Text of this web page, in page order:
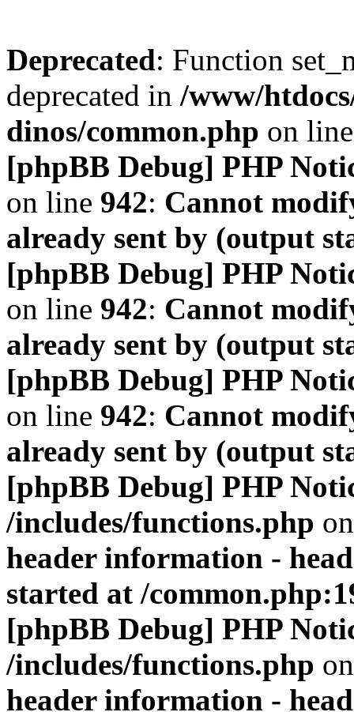
Deprecated: Function
deprecated in /www/
dinos/common.php on
[phpBB Debug] PHP
on line 942: Cannot
already sent by (output
[phpBB Debug] PHP
on line 942: Cannot
already sent by (output
[phpBB Debug] PHP
on line 942: Cannot
already sent by (output
[phpBB Debug] PHP
/includes/functions.php
header information -
started at /
[phpBB Debug] PHP
/includes/functions.php
header information -